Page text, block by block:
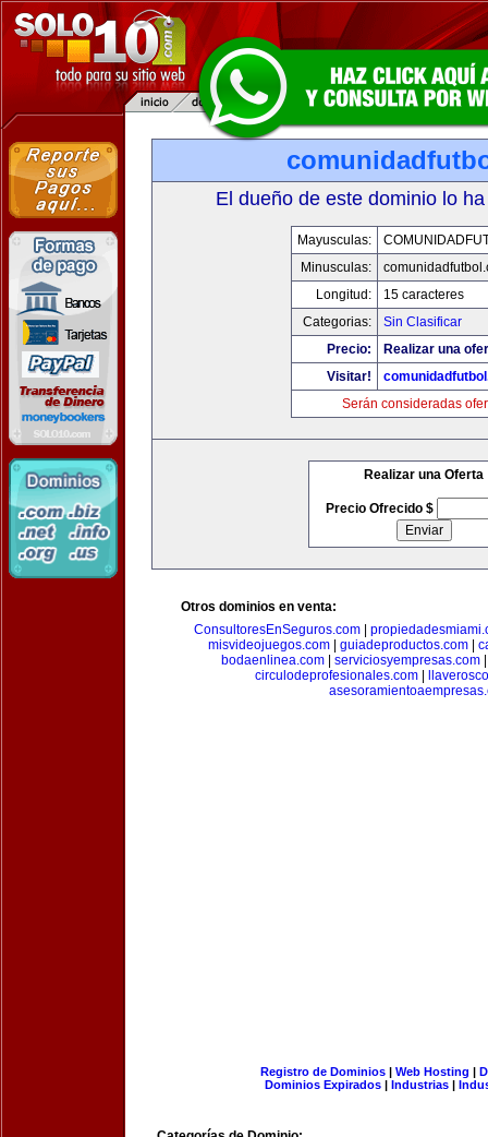
El dueño de este dominio lo
Mayusculas:
Minusculas:
Longitud:
15 caracteres
Categorias:
Sin Clasificar
Precio:
Realizar una
Visitar!
Serán consideradas
Realizar una Oferta
Precio Ofrecido $
Otros dominios en venta:
ConsultoresEnSeguros.com
misvideojuegos.com
guiadeproductos.com
bodaenlinea.com| serviciosyempresas.com
circulodeprofesionales.com|
Registro de Dominios| Web Hosting |
Dominios Expirados | Industrias |